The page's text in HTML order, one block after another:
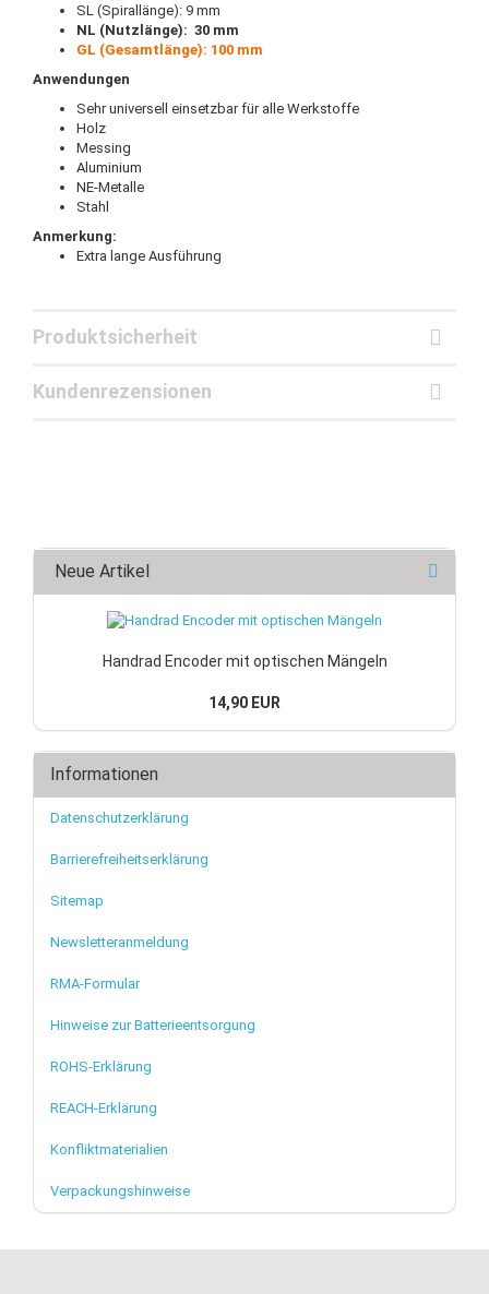
SL (Spirallänge): 9 mm
NL (Nutzlänge): 30 mm
GL (Gesamtlänge): 100 mm
Anwendungen
Sehr universell einsetzbar für alle Werkstoffe
Holz
Messing
Aluminium
NE-Metalle
Stahl
Anmerkung:
Extra lange Ausführung
Produktsicherheit
Kundenrezensionen
Neue Artikel
Handrad Encoder mit optischen Mängeln
14,90 EUR
Informationen
Datenschutzerklärung
Barrierefreiheitserklärung
Sitemap
Newsletteranmeldung
RMA-Formular
Hinweise zur Batterieentsorgung
ROHS-Erklärung
REACH-Erklärung
Konfliktmaterialien
Verpackungshinweise